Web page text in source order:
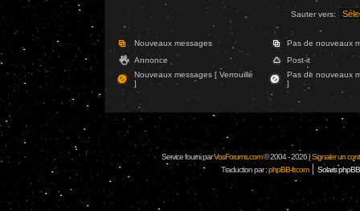
Sauter vers:
Nouveaux messages
Pas de nouveaux
Annonce
Post-it
Nouveaux messages [ Verrouillé
]
Pas de nouveaux
]
Service fourni parVosForums.com© 2004 - 2026 |Signaler un
Traduction par :phpBB-fr.com| Solaris